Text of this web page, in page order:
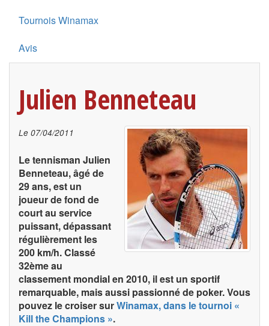
Tournois Winamax
Avis
Julien Benneteau
Le 07/04/2011
Le tennisman Julien
Benneteau, âgé de
29 ans, est un
joueur de fond de
court au service
puissant, dépassant
régulièrement les
200 km/h. Classé
32ème au
classement mondial en 2010, il est un sportif
remarquable, mais aussi passionné de poker. Vous
pouvez le croiser surWinamax, dans le tournoi «
Kill the Champions ».